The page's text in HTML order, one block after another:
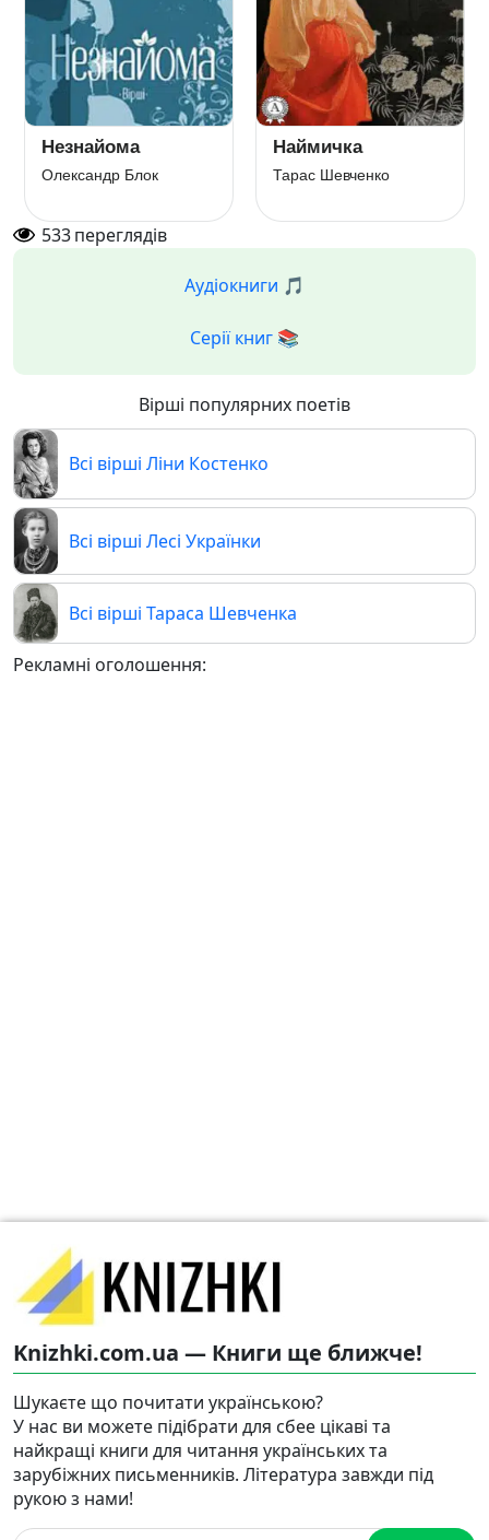
Незнайома
Олександр Блок
Наймичка
Тарас Шевченко
533переглядів
Аудіокниги 🎵
Серії книг 📚
Вірші популярних поетів
Всі вірші Ліни Костенко
Всі вірші Лесі Українки
Всі вірші Тараса Шевченка
Рекламні оголошення:
Knizhki.com.ua — Книги ще ближче!
Шукаєте що почитати українською?
У нас ви можете підібрати для сбее цікаві та
найкращі книги для читання українських та
зарубіжних письменників. Література завжди під
рукою з нами!